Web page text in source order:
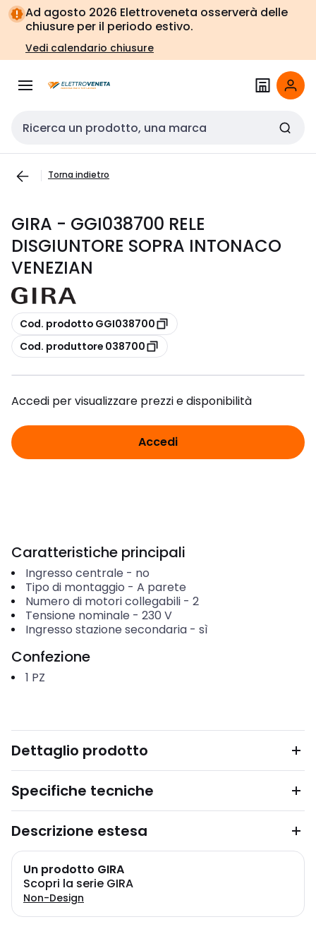
Vai alla
navigazione
Vai
alla
pagina
Ad agosto 2026 Elettroveneta osserverà delle
chiusure per il periodo estivo.
Vedi calendario chiusure
Cerca input
Torna indietro
GIRA - GGI038700 RELE
DISGIUNTORE SOPRA INTONACO
VENEZIAN
copia
Cod. prodotto GGI038700
copia
Cod. produttore 038700
Accedi per visualizzare prezzi e disponibilità
Accedi
Caratteristiche principali
Ingresso centrale - no
Tipo di montaggio - A parete
Numero di motori collegabili- 2
Tensione nominale - 230 V
Ingresso stazione secondaria- sì
Confezione
1 PZ
Dettaglio prodotto
Specifiche tecniche
Descrizione estesa
Un prodotto GIRA
Scopri la serie GIRA
Non-Design